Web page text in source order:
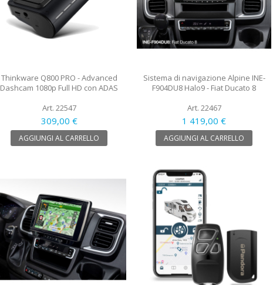
Thinkware Q800 PRO - Advanced
Dashcam 1080p Full HD con ADAS
Art. 22547
309,00 €
AGGIUNGI AL CARRELLO
Sistema di navigazione Alpine INE-
F904DU8 Halo9 - Fiat Ducato 8
Art. 22467
1 419,00 €
AGGIUNGI AL CARRELLO